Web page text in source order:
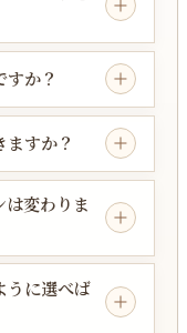
か？
すか？
変わりま
うに選べば